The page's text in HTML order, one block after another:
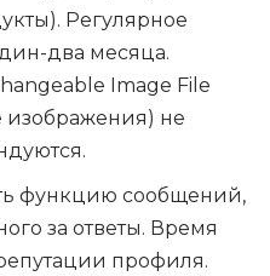
Регулярное
два месяца.
Image File
не
функцию сообщений,
за ответы. Время
профиля.